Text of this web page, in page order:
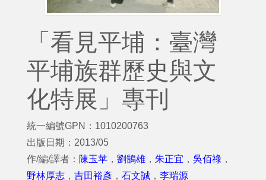
「看見平埔：臺灣
平埔族群歷史與文
化特展」專刊
統一編號GPN：1010200763
出版日期：2013/05
作/編/譯者： 陳玉苹 ， 劉鵠雄 ， 朱正宜 ， 吳佰祿 ，
野林厚志 ， 吉田裕彥 ， 石文誠 ， 李瑞源